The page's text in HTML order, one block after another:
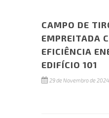
CAMPO DE
EMPREITADA
EFICIÊNCIA
EDIFÍCIO 101
29 de Novembro de 2024